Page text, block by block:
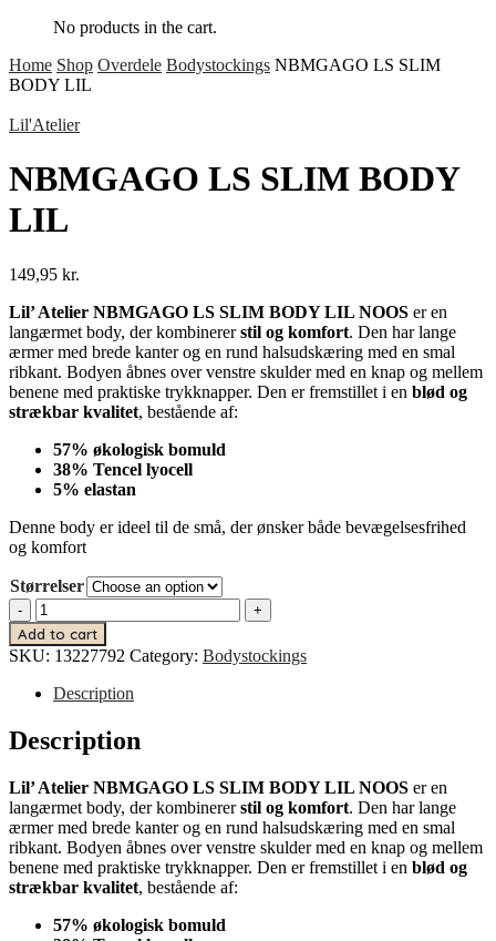
No products in the cart.
Home Shop Overdele Bodystockings NBMGAGO LS SLIM
BODY LIL
Lil'Atelier
NBMGAGO LS SLIM BODY
LIL
149,95 kr.
Lil’ Atelier NBMGAGO LS SLIM BODY LIL NOOS er en
langærmet body, der kombinererstil og komfort. Den har lange
ærmer med brede kanter og en rund halsudskæring med en smal
ribkant. Bodyen åbnes over venstre skulder med en knap og mellem
benene med praktiske trykknapper. Den er fremstillet i en blød og
strækbar kvalitet, bestående af:
57% økologisk bomuld
38% Tencel lyocell
5% elastan
Denne body er ideel til de små, der ønsker både bevægelsesfrihed
og komfort
Størrelser
NBMGAGO
LS
SLIM
BODY
LIL
quantity
Add to cart
SKU: 13227792 Category: Bodystockings
Description
Description
Lil’ Atelier NBMGAGO LS SLIM BODY LIL NOOS er en
langærmet body, der kombinererstil og komfort. Den har lange
ærmer med brede kanter og en rund halsudskæring med en smal
ribkant. Bodyen åbnes over venstre skulder med en knap og mellem
benene med praktiske trykknapper. Den er fremstillet i en blød og
strækbar kvalitet, bestående af:
57% økologisk bomuld